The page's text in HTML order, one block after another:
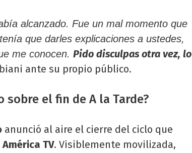
alcanzado. Fue un mal momento que
que darles explicaciones a ustedes,
me conocen. Pido disculpas otra vez, lo
ante su propio público.
sobre el fin de A la Tarde?
anunció al aire el cierre del ciclo que
América TV. Visiblemente movilizada,